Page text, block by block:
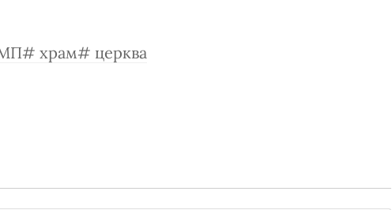
храм церква